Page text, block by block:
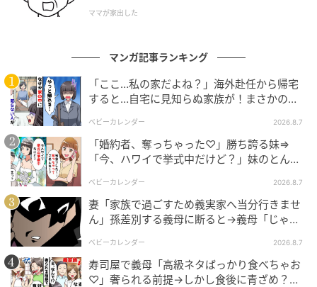
「いらないものを捨てて何が悪い。残ったおかずなん
計画的に作れよ」
仕事でクタクタのなか一生懸命手作りし、娘の分を守
るために私が泣く泣く差し出したおかずを、平然と生
ゴミ扱いして捨てる……。その神経を疑うとともに、私
は猛烈な虚しさに襲われました。
娘の手作りプリンまで勝手に…
それから数日後、決定的な事件が起こりました。娘が
友人の家で、私と一緒に食べるためにとプリンを手作
りして持ち帰ってきたのです。
ママが家出した
マンガ記事ランキング
「ここ…私の家だよね？」海外赴任から帰宅
すると…自宅に見知らぬ家族が！まさかの真
ベビーカレンダー 2026.8.7
「婚約者、奪っちゃった♡」勝ち誇る妹⇒
「今、ハワイで挙式中だけど？」妹のとんで
ベビーカレンダー 2026.8.7
妻「家族で過ごすため義実家へ当分行きませ
ん」孫差別する義母に断ると→義母「じゃ
ベビーカレンダー 2026.8.7
寿司屋で義母「高級ネタばっかり食べちゃお
♡」奢られる前提→しかし食後に青ざめ？通